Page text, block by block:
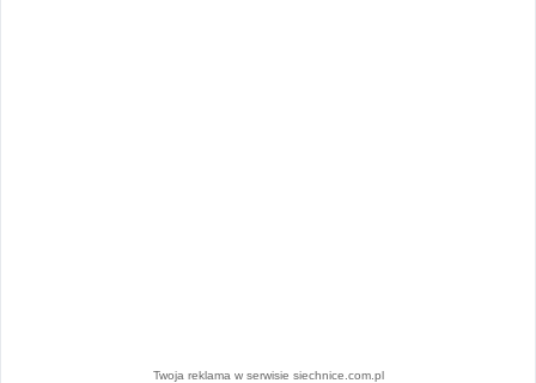
Twoja reklama w serwisie siechnice.com.pl